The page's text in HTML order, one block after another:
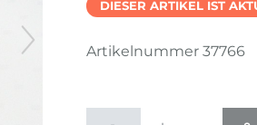
DIESER ARTIKEL IST
Artikelnummer 37766